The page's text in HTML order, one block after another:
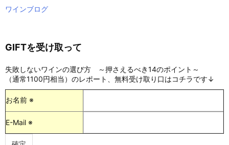
ワインブログ
GIFTを受け取って
失敗しないワインの選び方 ～押さえるべき14のポイント～
（通常1100円相当）のレポート、無料受け取り口はコチラです↓
お名前 ※
E-Mail ※